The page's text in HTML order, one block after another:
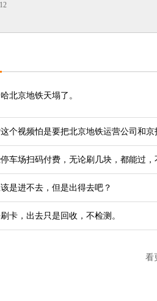
北京地铁天塌了。
个视频怕是要把北京地铁运营公司和
车场扫码付费，无论刷几块，都能过
是进不去，但是出得去吧？
卡，出去只是回收，不检测。
看